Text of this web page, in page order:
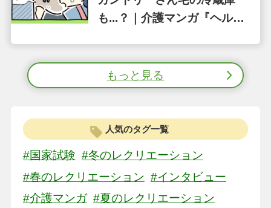
も...？｜介護マンガ『ヘル２
もっと見る
人気のタグ一覧
#国家試験 #冬のレクリエーション
#春のレクリエーション #インタビュー
#介護マンガ #夏のレクリエーション